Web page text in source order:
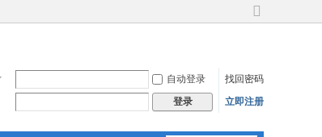
切
版
自动登录
找回密码
登录 立即注册